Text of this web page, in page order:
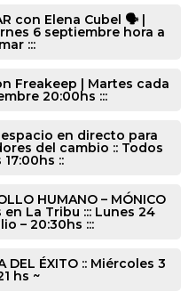
con Elena Cubel 🗣️ |
6 septiembre hora a
:::
Freakeep | Martes cada
20:00hs :::
en directo para
del cambio :: Todos
::
HUMANO – MÓNICO
en La Tribu ::: Lunes 24
– 20:30hs :::
DEL ÉXITO :: Miércoles 3
hs ~